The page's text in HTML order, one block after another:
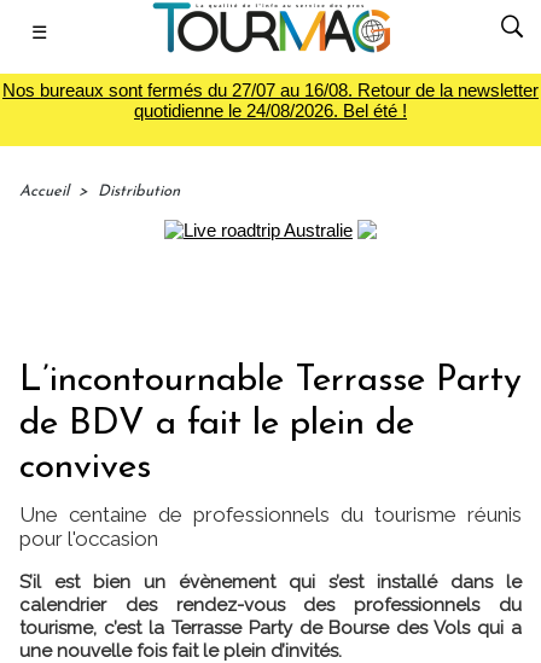
☰
Nos bureaux sont fermés du 27/07 au 16/08. Retour de la newsletter
quotidienne le 24/08/2026. Bel été !
Accueil > Distribution
L’incontournable Terrasse Party
de BDV a fait le plein de
convives
Une centaine de professionnels du tourisme réunis
pour l'occasion
S’il est bien un évènement qui s’est installé dans le
calendrier des rendez-vous des professionnels du
tourisme, c’est la Terrasse Party de Bourse des Vols qui a
une nouvelle fois fait le plein d’invités.